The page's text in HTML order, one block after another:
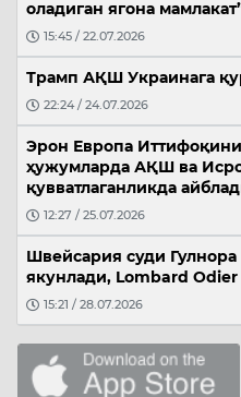
оладиган ягона
15:45 / 22.07.2026
Трамп АҚШ Украинага
22:24 / 24.07.2026
Эрон Европа
ҳужумларда АҚШ ва
қувватлаганликда
12:27 / 25.07.2026
Швейсария суди
якунлади, Lombard
15:21 / 28.07.2026